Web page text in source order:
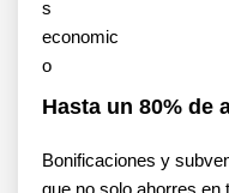
Hasta un 80% de
Bonificaciones y
que no solo ahorres en